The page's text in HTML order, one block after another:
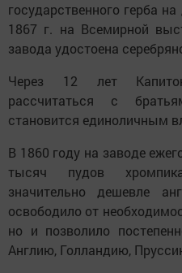
государственного герба
1867 г. на Всемирной
завода удостоена
Через 12 лет
рассчитаться с
становится единоличным
В 1860 году на заводе
тысяч пудов
значительно дешевле
освободило от
но и позволило
Англию, Голландию,